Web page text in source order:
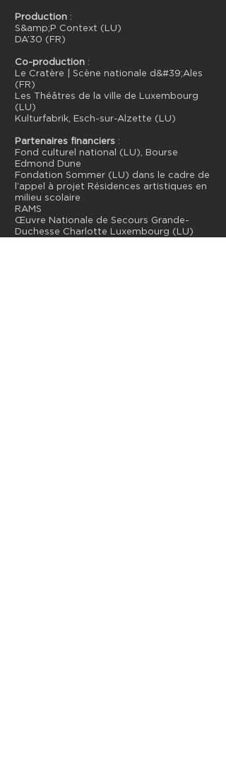
Production :
S&amp;P Context (LU)
DA’30 (FR)
Co-production :
Le Cratère | Scène nationale d&#39;Ales
(FR)
Les Théâtres de la ville de Luxembourg
(LU)
Kulturfabrik, Esch-sur-Alzette (LU)
Partenaires financiers :
Fond culturel national (LU), Bourse
Edmond Dune
Fondation Sommer (LU) dans le cadre de
l’appel à projet Résidences artistiques en
milieu scolaire
RAMS
Œuvre Nationale de Secours Grande-
Duchesse Charlotte Luxembourg (LU)